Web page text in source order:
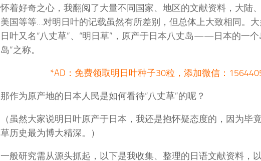
怀着好奇之心，我翻阅了大量不同国家、地区的文献资料，大陆、
美国等等…对明日叶的记载虽然有所差别，但总体上大致相同。
日叶又名“八丈草”、“明日草”，原产于日本八丈岛——日本的一个
岛”之称。
*AD：免费领取明日叶种子30粒，添加微信：
那作为原产地的日本人民是如何看待“八丈草”的呢？
（虽然大家说明日叶原产于日本，我还是抱怀疑态度的，因为毕
草历史最为博大精深。）
一般研究需从源头抓起，以下是我收集、整理的日语文献资料，以